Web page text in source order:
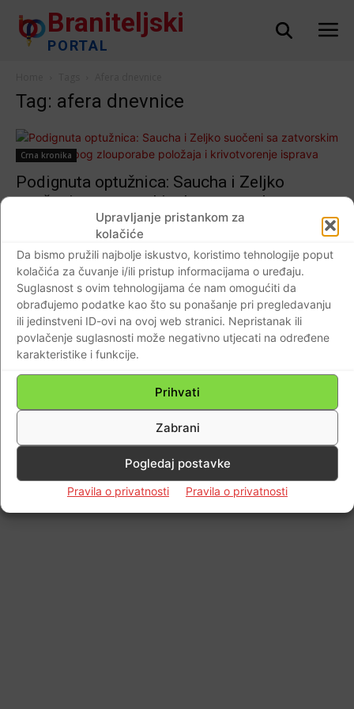
Upravljanje pristankom za
kolačiće
Da bismo pružili najbolje iskustvo, koristimo tehnologije poput
kolačića za čuvanje i/ili pristup informacijama o uređaju.
Suglasnost s ovim tehnologijama će nam omogućiti da
obrađujemo podatke kao što su ponašanje pri pregledavanju
ili jedinstveni ID-ovi na ovoj web stranici. Nepristanak ili
povlačenje suglasnosti može negativno utjecati na određene
karakteristike i funkcije.
Prihvati
Zabrani
Pogledaj postavke
Pravila o privatnosti Pravila o privatnosti
Braniteljski
PORTAL
Tag: afera dnevnice
Crna kronika
Podignuta optužnica: Saucha i Zeljko
suočeni sa zatvorskim kaznama zbog
zlouporabe položaja i krivotvorenje isprava
Impressum Kontaktirajte nas Pravila o privatnosti
© Newspaper WordPress Theme by TagDiv